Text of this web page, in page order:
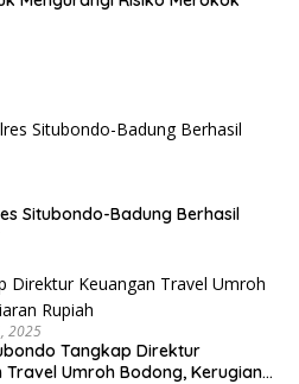
Situbondo-Badung Berhasil
2025
Tangkap Direktur
Travel Umroh Bodong, Kerugian